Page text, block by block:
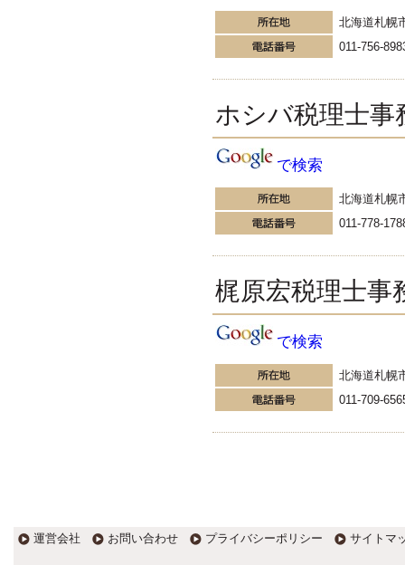
北海道札幌
011-756-
ホシバ税理士事
で検索
北海道札幌
011-778-
梶原宏税理士事
で検索
北海道札幌
011-709-
運営会社 お問い合わせ プライバシーポリシー サイトマ